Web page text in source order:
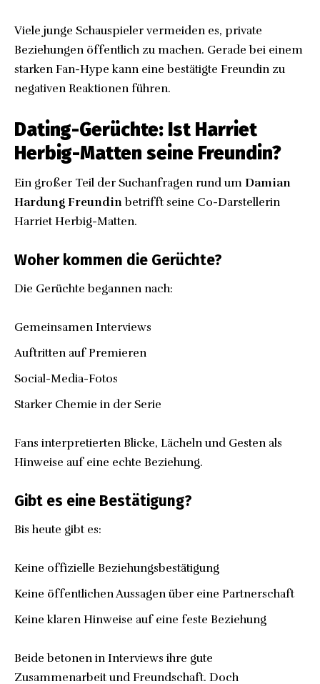
Viele junge Schauspieler vermeiden es, private
Beziehungen öffentlich zu machen. Gerade bei einem
starken Fan-Hype kann eine bestätigte Freundin zu
negativen Reaktionen führen.
Dating-Gerüchte: Ist Harriet
Herbig-Matten seine Freundin?
Ein großer Teil der Suchanfragen rund um Damian
Hardung Freundinbetrifft seine Co-Darstellerin
Harriet Herbig-Matten.
Woher kommen die Gerüchte?
Die Gerüchte begannen nach:
Gemeinsamen Interviews
Auftritten auf Premieren
Social-Media-Fotos
Starker Chemie in der Serie
Fans interpretierten Blicke, Lächeln und Gesten als
Hinweise auf eine echte Beziehung.
Gibt es eine Bestätigung?
Bis heute gibt es:
Keine offizielle Beziehungsbestätigung
Keine öffentlichen Aussagen über eine Partnerschaft
Keine klaren Hinweise auf eine feste Beziehung
Beide betonen in Interviews ihre gute
Zusammenarbeit und Freundschaft. Doch